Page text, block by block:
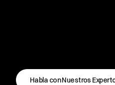
Habla con Nuestros